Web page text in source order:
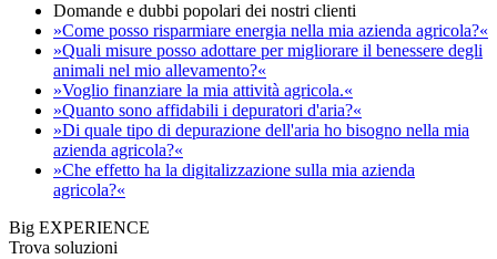
Domande e dubbi popolari dei nostri clienti
»Come posso risparmiare energia nella mia azienda agricola?«
»Quali misure posso adottare per migliorare il benessere degli
animali nel mio allevamento?«
»Voglio finanziare la mia attività agricola.«
»Quanto sono affidabili i depuratori d'aria?«
»Di quale tipo di depurazione dell'aria ho bisogno nella mia
azienda agricola?«
»Che effetto ha la digitalizzazione sulla mia azienda
agricola?«
Big EXPERIENCE
Trova soluzioni